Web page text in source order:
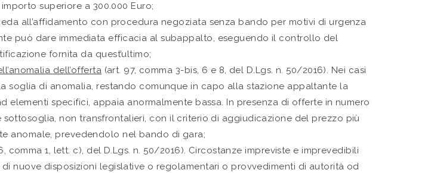
superiore a 300.000 Euro;
all’affidamento con procedura negoziata senza bando per motivi di urgenza
può dare immediata efficacia al subappalto, eseguendo il controllo del
fornita da quest’ultimo;
dell’offerta (art. 97, comma 3-bis, 6 e 8, del D.Lgs. n. 50/2016). Nei casi
di anomalia, restando comunque in capo alla stazione appaltante la
specifici, appaia anormalmente bassa. In presenza di offerte in numero
non transfrontalieri, con il criterio di aggiudicazione del prezzo più
anomale, prevedendolo nel bando di gara;
comma 1, lett. c), del D.Lgs. n. 50/2016). Circostanze impreviste e imprevedibili
nuove disposizioni legislative o regolamentari o provvedimenti di autorità od